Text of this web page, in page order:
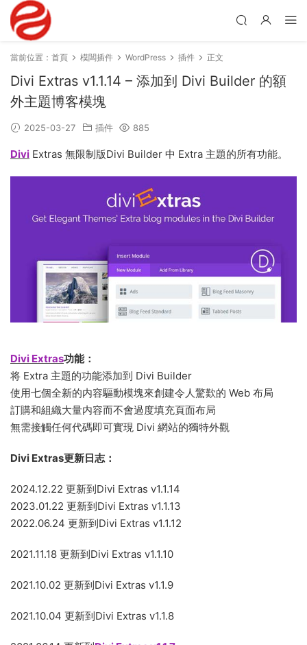
當前位置： 首頁 模闆插件 WordPress 插件 正文
Divi Extras v1.1.14 – 添加到 Divi Builder 的額
外主題博客模塊
2025-03-27 插件 885
Divi Extras 無限制版Divi Builder 中 Extra 主題的所有功能。
Divi Extras功能：
将 Extra 主題的功能添加到 Divi Builder
使用七個全新的内容驅動模塊來創建令人驚歎的 Web 布局
訂購和組織大量内容而不會過度填充頁面布局
無需接觸任何代碼即可實現 Divi 網站的獨特外觀
Divi Extras更新日志：
2024.12.22 更新到Divi Extras v1.1.14
2023.01.22 更新到Divi Extras v1.1.13
2022.06.24 更新到Divi Extras v1.1.12
2021.11.18 更新到Divi Extras v1.1.10
2021.10.02 更新到Divi Extras v1.1.9
2021.10.04 更新到Divi Extras v1.1.8